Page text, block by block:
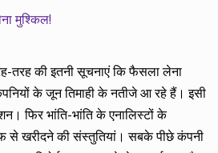
मुश्किल!
तरह की इतनी सूचनाएं कि फैसला लेना
के जून तिमाही के नतीजे आ रहे हैं। इसी
फिर भांति-भांति के एनालिस्टों के
से खरीदने की संस्तुतियां। सबके पीछे कंपनी